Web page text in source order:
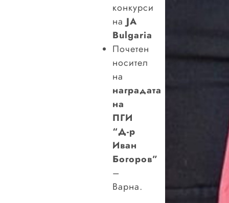
конкурси
на JA
Bulgaria
Почетен
носител
на
наградата
на
ПГИ
“Д-р
Иван
Богоров”
–
Варна.